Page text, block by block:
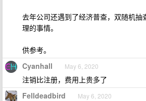
去年公司还遇到了经济普查，双随机抽
理的事情。
供参考。
Cyanhall May 6, 2020
注销比注册，费用上贵多了
Felldeadbird May 6, 2020